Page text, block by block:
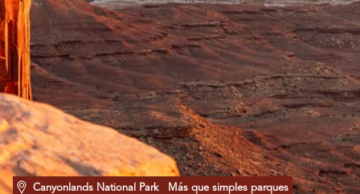
Canyonlands National Park Más que simples parques